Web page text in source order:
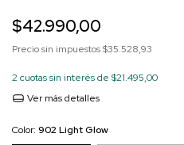
$42.990,00
Precio sin impuestos$35.528,93
2 cuotas sin interés de $21.495,00
Ver más detalles
Color: 902 Light Glow